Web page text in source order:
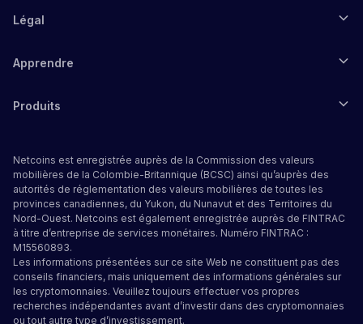
Légal
Apprendre
Produits
Netcoins est enregistrée auprès de la Commission des valeurs
mobilières de la Colombie-Britannique (BCSC) ainsi qu’auprès des
autorités de réglementation des valeurs mobilières de toutes les
provinces canadiennes, du Yukon, du Nunavut et des Territoires du
Nord-Ouest. Netcoins est également enregistrée auprès de FINTRAC
à titre d’entreprise de services monétaires. Numéro FINTRAC :
M15560893.
Les informations présentées sur ce site Web ne constituent pas des
conseils financiers, mais uniquement des informations générales sur
les cryptomonnaies. Veuillez toujours effectuer vos propres
recherches indépendantes avant d’investir dans des cryptomonnaies
ou tout autre type d’investissement.